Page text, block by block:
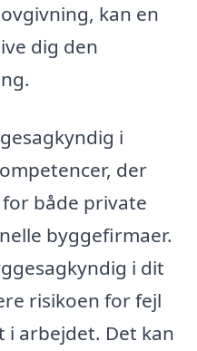
kan en
dig den
i
der
både private
byggefirmaer.
i dit
risikoen for fejl
i arbejdet. Det kan